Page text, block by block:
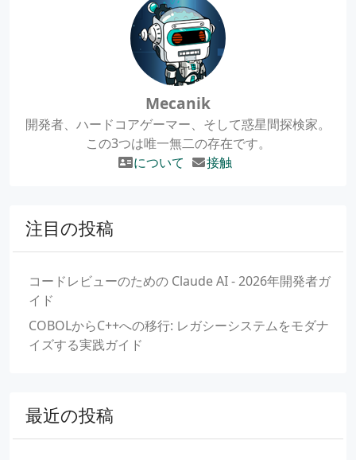
Mecanik
開発者、ハードコアゲーマー、そして惑星間探検家。
この3つは唯一無二の存在です。
について
接触
注目の投稿
コードレビューのための Claude AI - 2026年開発者ガ
イド
COBOLからC++への移行: レガシーシステムをモダナ
イズする実践ガイド
最近の投稿